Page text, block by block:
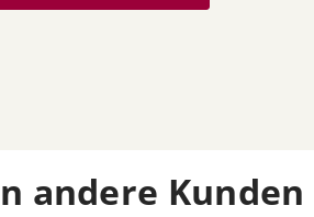
andere Kunden